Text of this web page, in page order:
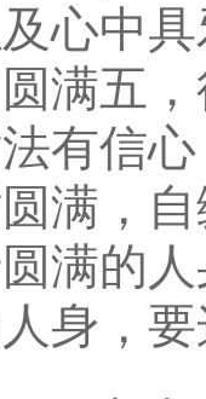
心中
满五
有信
满，
满的
身，